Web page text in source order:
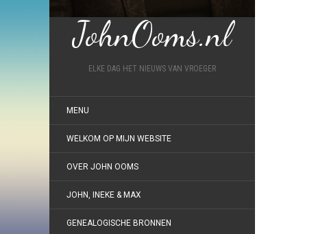
JohnOoms.nl
ELKE DAG HET NIEUWS VAN VROEGER
MENU
WELKOM OP MIJN WEBSITE
OVER JOHN OOMS
JOHN, INEKE & MAX
GENEALOGISCHE BRONNEN